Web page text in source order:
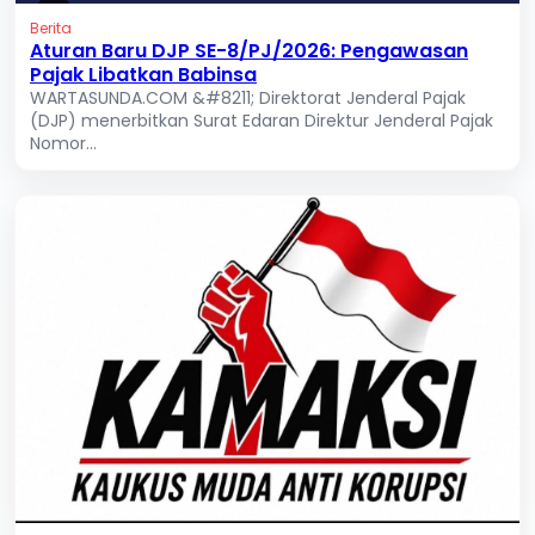
Berita
Aturan Baru DJP SE-8/PJ/2026: Pengawasan
Pajak Libatkan Babinsa
WARTASUNDA.COM &#8211; Direktorat Jenderal Pajak
(DJP) menerbitkan Surat Edaran Direktur Jenderal Pajak
Nomor...